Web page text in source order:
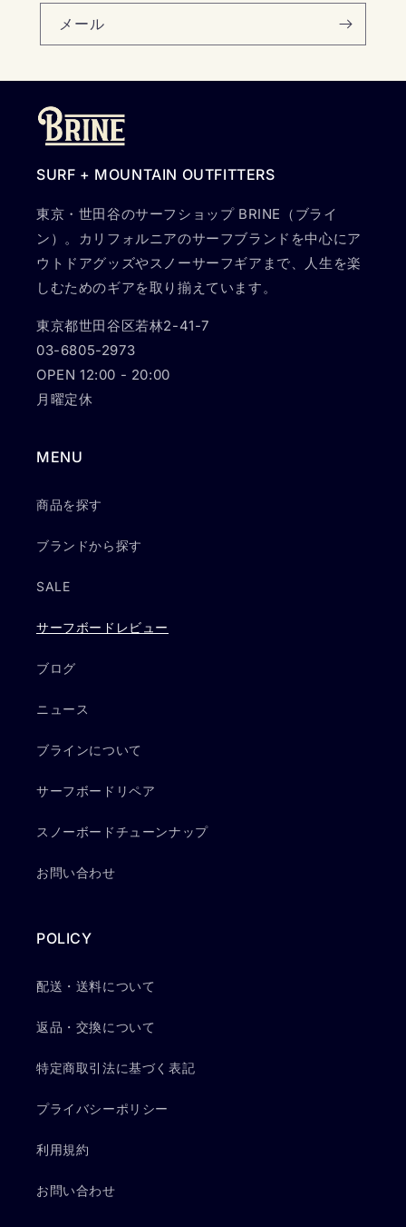
メール
SURF + MOUNTAIN OUTFITTERS
東京・世田谷のサーフショップ BRINE（ブライ
ン）。カリフォルニアのサーフブランドを中心にア
ウトドアグッズやスノーサーフギアまで、人生を楽
しむためのギアを取り揃えています。
東京都世田谷区若林2-41-7
03-6805-2973
OPEN 12:00 - 20:00
月曜定休
MENU
商品を探す
ブランドから探す
SALE
サーフボードレビュー
ブログ
ニュース
ブラインについて
サーフボードリペア
スノーボードチューンナップ
お問い合わせ
POLICY
配送・送料について
返品・交換について
特定商取引法に基づく表記
プライバシーポリシー
利用規約
お問い合わせ